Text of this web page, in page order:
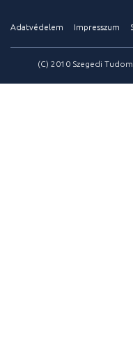
Adatvédelem Impresszum
(C) 2010 Szegedi